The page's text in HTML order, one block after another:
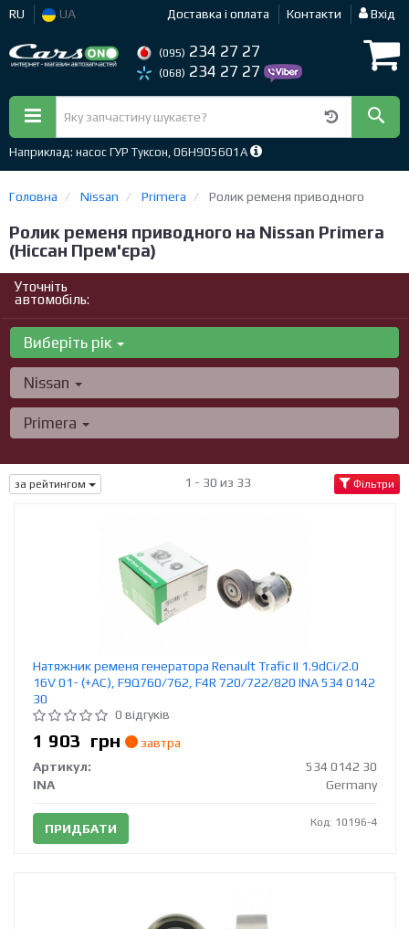
RU UA Доставка і оплата Контакти Вхід
(095) 234 27 27
(068) 234 27 27
Наприклад: насос ГУР Туксон, 06H905601A
Головна Nissan Primera Ролик ременя приводного
Ролик ременя приводного на Nissan Primera
(Ніссан Прем'єра)
Уточніть
автомобіль:
Виберіть рік
Nissan
Primera
за рейтингом 1 - 30 из 33 Фільтри
Натяжник ременя генератора Renault Trafic II 1.9dCi/2.0
16V 01- (+AC), F9Q760/762, F4R 720/722/820 INA 534 0142
30
0 відгуків
1 903 грн
завтра
Артикул:
534 0142 30
INA
Germany
ПРИДБАТИ Код: 10196-4